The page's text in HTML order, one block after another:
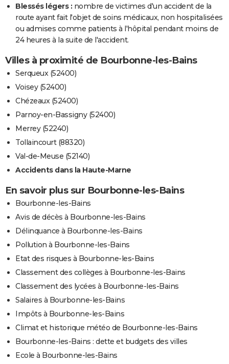
Blessés légers : nombre de victimes d'un accident de la
route ayant fait l'objet de soins médicaux, non hospitalisées
ou admises comme patients à l'hôpital pendant moins de
24 heures à la suite de l'accident.
Villes à proximité de Bourbonne-les-Bains
Serqueux (52400)
Voisey (52400)
Chézeaux (52400)
Parnoy-en-Bassigny (52400)
Merrey (52240)
Tollaincourt (88320)
Val-de-Meuse (52140)
Accidents dans la Haute-Marne
En savoir plus sur Bourbonne-les-Bains
Bourbonne-les-Bains
Avis de décès à Bourbonne-les-Bains
Délinquance à Bourbonne-les-Bains
Pollution à Bourbonne-les-Bains
Etat des risques à Bourbonne-les-Bains
Classement des collèges à Bourbonne-les-Bains
Classement des lycées à Bourbonne-les-Bains
Salaires à Bourbonne-les-Bains
Impôts à Bourbonne-les-Bains
Climat et historique météo de Bourbonne-les-Bains
Bourbonne-les-Bains : dette et budgets des villes
Ecole à Bourbonne-les-Bains